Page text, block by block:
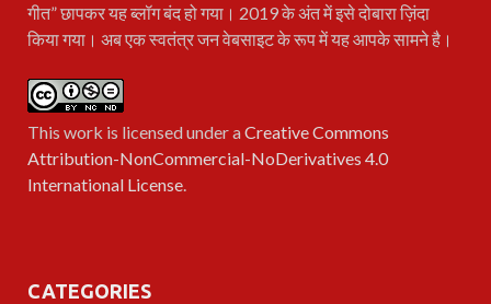
गीत” छापकर यह ब्लॉग बंद हो गया। 2019 के अंत में इसे दोबारा ज़िंदा
किया गया। अब एक स्वतंत्र जन वेबसाइट के रूप में यह आपके सामने है।
This work is licensed under aCreative Commons
Attribution-NonCommercial-NoDerivatives 4.0
International License.
CATEGORIES